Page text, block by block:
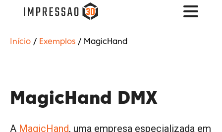
Início / Exemplos / MagicHand
MagicHand DMX
A MagicHand, uma empresa especializada em